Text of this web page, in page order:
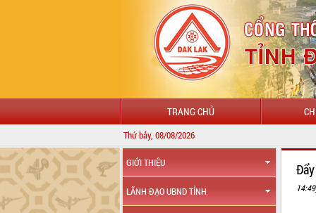
TRANG CHỦ
Thứ bảy, 08/08/2026
GIỚI THIỆU
LÃNH ĐẠO UBND TỈNH